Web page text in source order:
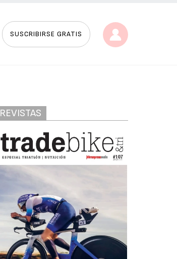
SUSCRIBIRSE GRATIS
REVISTAS